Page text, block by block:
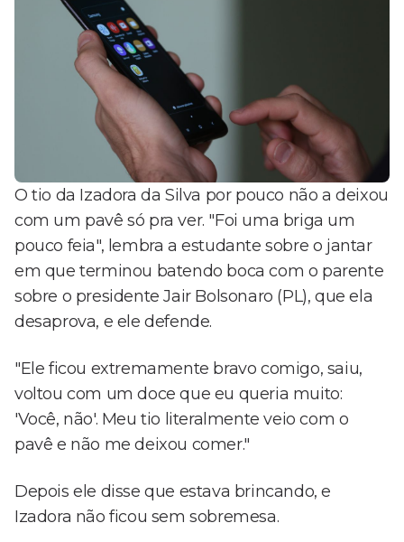
O tio da Izadora da Silva por pouco não a deixou
com um pavê só pra ver. "Foi uma briga um
pouco feia", lembra a estudante sobre o jantar
em que terminou batendo boca com o parente
sobre o presidente Jair Bolsonaro (PL), que ela
desaprova, e ele defende.
"Ele ficou extremamente bravo comigo, saiu,
voltou com um doce que eu queria muito:
'Você, não'. Meu tio literalmente veio com o
pavê e não me deixou comer."
Depois ele disse que estava brincando, e
Izadora não ficou sem sobremesa.